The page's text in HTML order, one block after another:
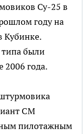
Су-25 в
году на
Кубинке.
типа были
2006 года.
СМ
пилотажным